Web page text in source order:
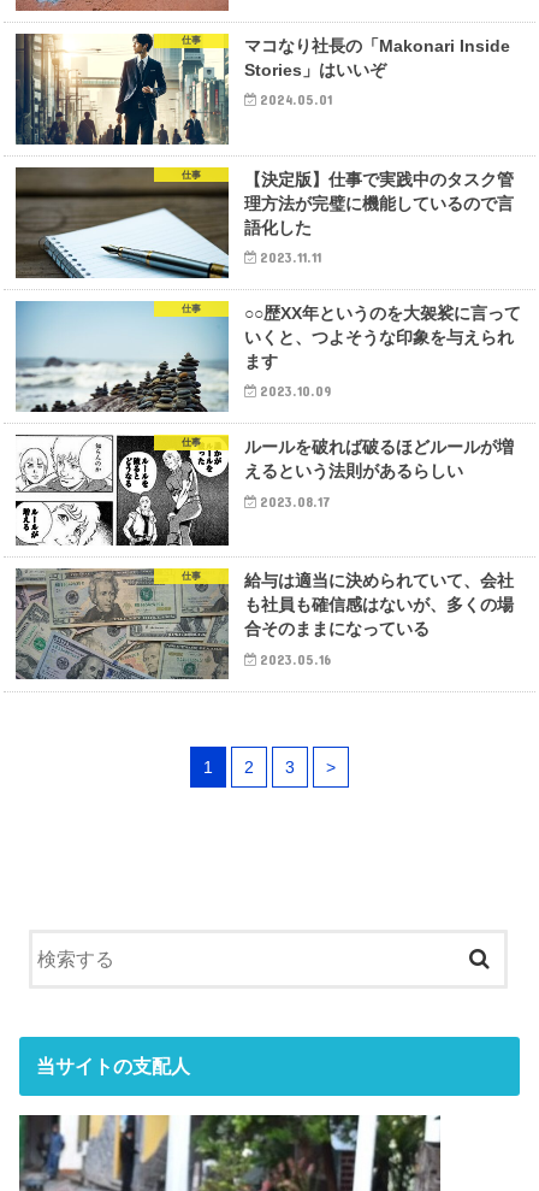
仕事
マコなり社長の「Makonari Inside
Stories」はいいぞ
2024.05.01
仕事
【決定版】仕事で実践中のタスク管
理方法が完璧に機能しているので言
語化した
2023.11.11
仕事
○○歴XX年というのを大袈裟に言って
いくと、つよそうな印象を与えられ
ます
2023.10.09
仕事
ルールを破れば破るほどルールが増
えるという法則があるらしい
2023.08.17
仕事
給与は適当に決められていて、会社
も社員も確信感はないが、多くの場
合そのままになっている
2023.05.16
1 2 3 >
当サイトの支配人